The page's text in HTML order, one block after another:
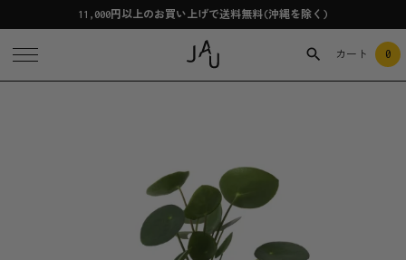
11,000円以上のお買い上げで送料無料(沖縄を除く)
カート 0